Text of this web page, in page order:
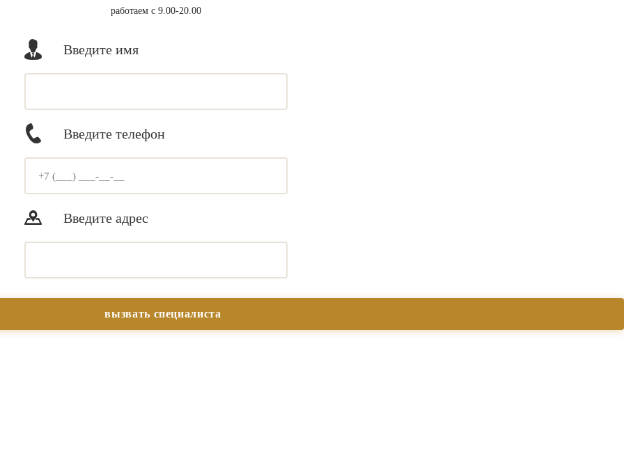
работаем с 9.00-20.00
Введите имя
Введите телефон
Введите адрес